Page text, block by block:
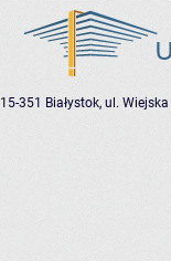
15-351 Białystok, ul.